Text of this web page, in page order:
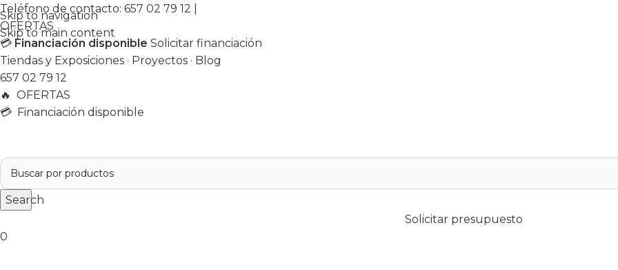
Skip to navigation
Skip to main content
Teléfono de contacto: 657 02 79 12
OFERTAS
💳 Financiación disponible Solicitar financiación
Tiendas y Exposiciones · Proyectos · Blog
657 02 79 12
🔥 OFERTAS
💳 Financiación disponible
Search
Solicitar presupuesto
0